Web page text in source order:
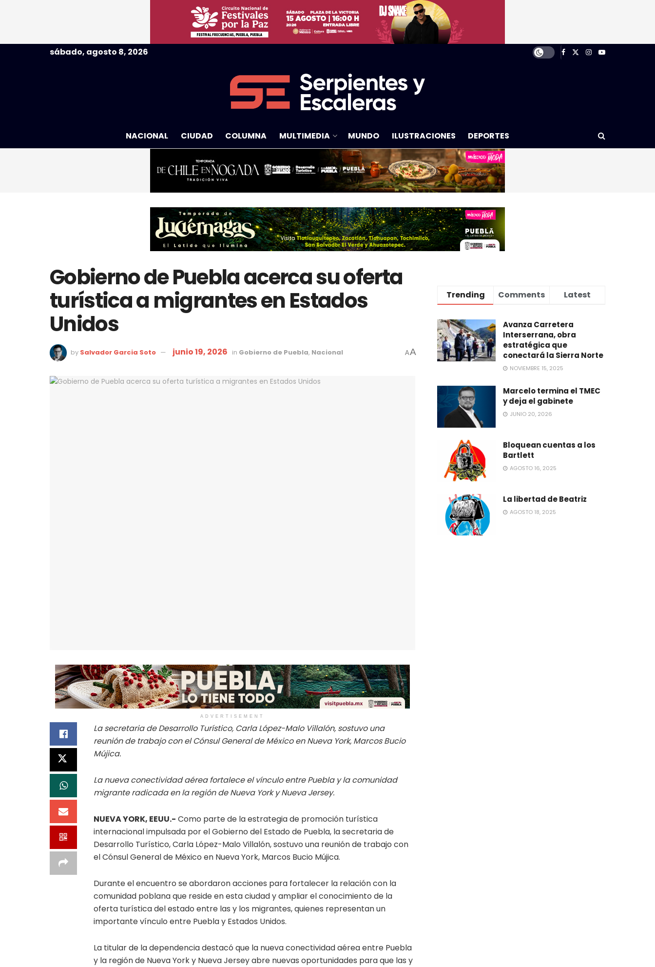
sábado, agosto 8, 2026
NACIONAL CIUDAD COLUMNA MULTIMEDIA MUNDO ILUSTRACIONES DEPORTES
Gobierno de Puebla acerca su oferta
turística a migrantes en Estados
Unidos
by Salvador Garcia Soto junio 19, 2026 in Gobierno de Puebla, Nacional AA
ADVERTISEMENT
La secretaria de Desarrollo Turístico, Carla López-Malo Villalón, sostuvo una
reunión de trabajo con el Cónsul General de México en Nueva York, Marcos Bucio
Mújica.
La nueva conectividad aérea fortalece el vínculo entre Puebla y la comunidad
migrante radicada en la región de Nueva York y Nueva Jersey.
NUEVA YORK, EEUU.- Como parte de la estrategia de promoción turística
internacional impulsada por el Gobierno del Estado de Puebla, la secretaria de
Desarrollo Turístico, Carla López-Malo Villalón, sostuvo una reunión de trabajo con
el Cónsul General de México en Nueva York, Marcos Bucio Mújica.
Durante el encuentro se abordaron acciones para fortalecer la relación con la
comunidad poblana que reside en esta ciudad y ampliar el conocimiento de la
oferta turística del estado entre las y los migrantes, quienes representan un
importante vínculo entre Puebla y Estados Unidos.
La titular de la dependencia destacó que la nueva conectividad aérea entre Puebla
y la región de Nueva York y Nueva Jersey abre nuevas oportunidades para que las y
Trending Comments Latest
Avanza Carretera
Interserrana, obra
estratégica que
conectará la Sierra Norte
NOVIEMBRE 15, 2025
Marcelo termina el TMEC
y deja el gabinete
JUNIO 20, 2026
Bloquean cuentas a los
Bartlett
AGOSTO 16, 2025
La libertad de Beatriz
AGOSTO 18, 2025